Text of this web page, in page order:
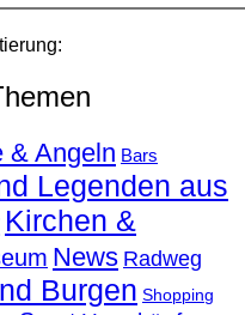
& Angeln Bars
Legenden aus
Kirchen &
News Radweg
Burgen Shopping